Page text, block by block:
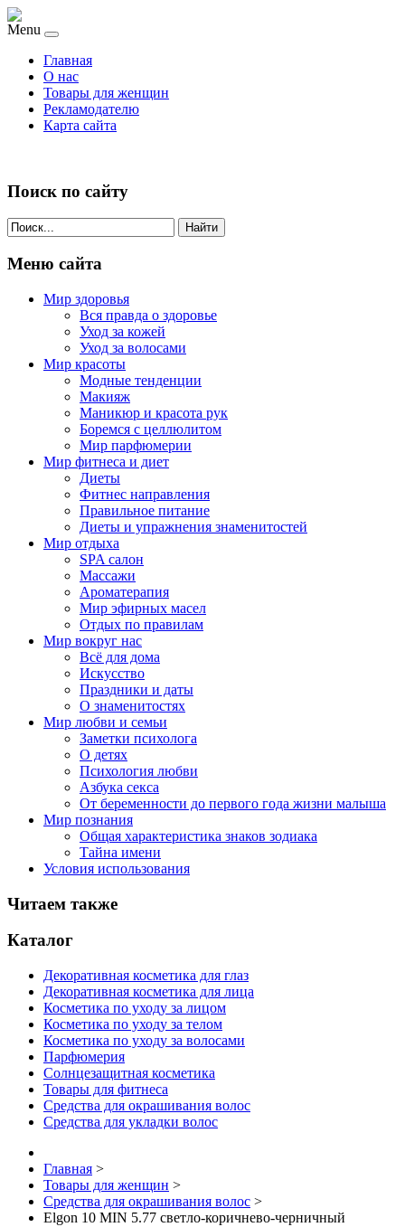
Menu
Главная
О нас
Товары для женщин
Рекламодателю
Карта сайта
Поиск по сайту
Найти
Меню сайта
Мир здоровья
Вся правда о здоровье
Уход за кожей
Уход за волосами
Мир красоты
Модные тенденции
Макияж
Маникюр и красота рук
Боремся с целлюлитом
Мир парфюмерии
Мир фитнеса и диет
Диеты
Фитнес направления
Правильное питание
Диеты и упражнения знаменитостей
Мир отдыха
SPA салон
Массажи
Ароматерапия
Мир эфирных масел
Отдых по правилам
Мир вокруг нас
Всё для дома
Искусство
Праздники и даты
О знаменитостях
Мир любви и семьи
Заметки психолога
О детях
Психология любви
Азбука секса
От беременности до первого года жизни малыша
Мир познания
Общая характеристика знаков зодиака
Тайна имени
Условия использования
Читаем также
Каталог
Декоративная косметика для глаз
Декоративная косметика для лица
Косметика по уходу за лицом
Косметика по уходу за телом
Косметика по уходу за волосами
Парфюмерия
Солнцезащитная косметика
Товары для фитнеса
Средства для окрашивания волос
Средства для укладки волос
Главная >
Товары для женщин >
Средства для окрашивания волос >
Elgon 10 MIN 5.77 светло-коричнево-черничный